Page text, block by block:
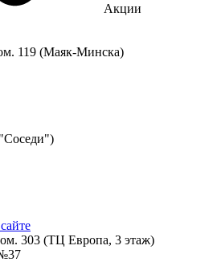
Акции
119 (Маяк-Минска)
303 (ТЦ Европа, 3 этаж)